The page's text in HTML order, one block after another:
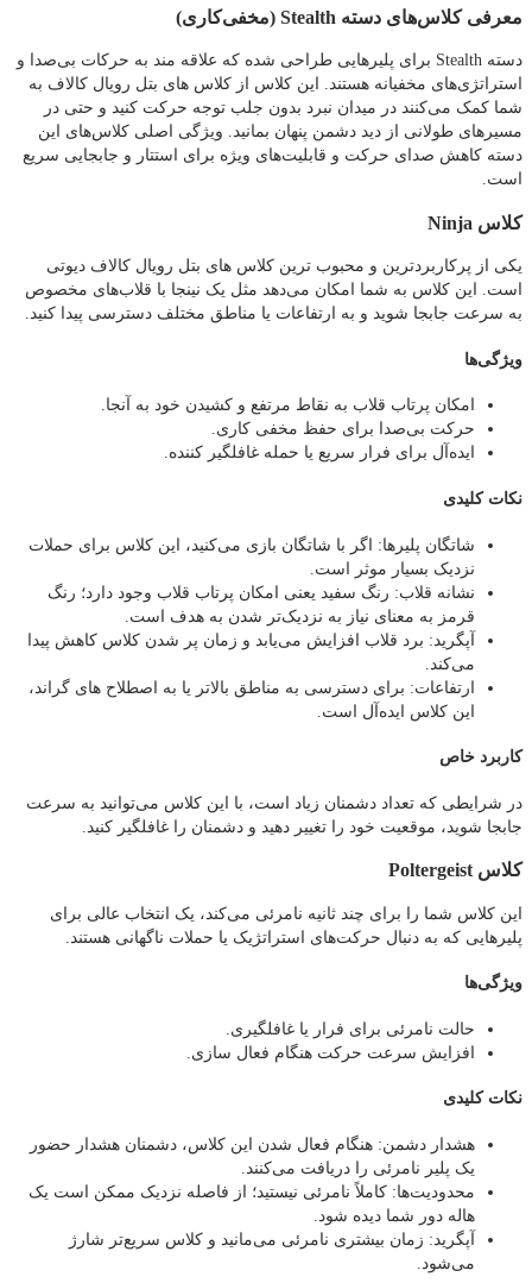
معرفی کلاس‌های دسته Stealth (مخفی‌کاری)
دسته Stealth برای پلیرهایی طراحی شده که علاقه‌ مند به حرکات بی‌صدا و
استراتژی‌های مخفیانه هستند. این کلاس از کلاس های بتل رویال کالاف به
شما کمک می‌کنند در میدان نبرد بدون جلب توجه حرکت کنید و حتی در
مسیرهای طولانی از دید دشمن پنهان بمانید. ویژگی اصلی کلاس‌های این
دسته کاهش صدای حرکت و قابلیت‌های ویژه برای استتار و جابجایی سریع
است.
کلاس Ninja
یکی از پرکاربردترین و محبوب‌ ترین کلاس های بتل رویال کالاف دیوتی
است. این کلاس به شما امکان می‌دهد مثل یک نینجا با قلاب‌های مخصوص
به سرعت جابجا شوید و به ارتفاعات یا مناطق مختلف دسترسی پیدا کنید.
ویژگی‌ها
امکان پرتاب قلاب به نقاط مرتفع و کشیدن خود به آنجا.
حرکت بی‌صدا برای حفظ مخفی‌ کاری.
ایده‌آل برای فرار سریع یا حمله غافلگیر کننده.
نکات کلیدی
شاتگان پلیرها: اگر با شاتگان بازی می‌کنید، این کلاس برای حملات
نزدیک بسیار موثر است.
نشانه قلاب: رنگ سفید یعنی امکان پرتاب قلاب وجود دارد؛ رنگ
قرمز به معنای نیاز به نزدیک‌تر شدن به هدف است.
آپگرید: برد قلاب افزایش می‌یابد و زمان پر شدن کلاس کاهش پیدا
می‌کند.
ارتفاعات: برای دسترسی به مناطق بالاتر یا به اصطلاح های گراند،
این کلاس ایده‌آل است.
کاربرد خاص
در شرایطی که تعداد دشمنان زیاد است، با این کلاس می‌توانید به سرعت
جابجا شوید، موقعیت خود را تغییر دهید و دشمنان را غافلگیر کنید.
کلاس Poltergeist
این کلاس شما را برای چند ثانیه نامرئی می‌کند، یک انتخاب عالی برای
پلیرهایی که به دنبال حرکت‌های استراتژیک یا حملات ناگهانی هستند.
ویژگی‌ها
حالت نامرئی برای فرار یا غافلگیری.
افزایش سرعت حرکت هنگام فعال‌ سازی.
نکات کلیدی
هشدار دشمن: هنگام فعال شدن این کلاس، دشمنان هشدار حضور
یک پلیر نامرئی را دریافت می‌کنند.
محدودیت‌ها: کاملاً نامرئی نیستید؛ از فاصله نزدیک ممکن است یک
هاله دور شما دیده شود.
آپگرید: زمان بیشتری نامرئی می‌مانید و کلاس سریع‌تر شارژ
می‌شود.